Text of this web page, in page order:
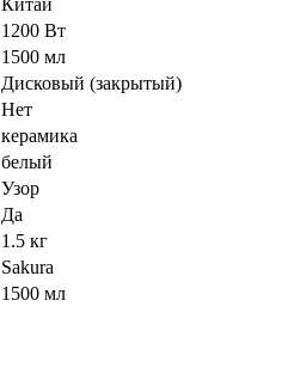
1200 Вт
1500 мл
Дисковый (закрытый)
Нет
керамика
белый
Узор
Да
1.5 кг
Sakura
1500 мл